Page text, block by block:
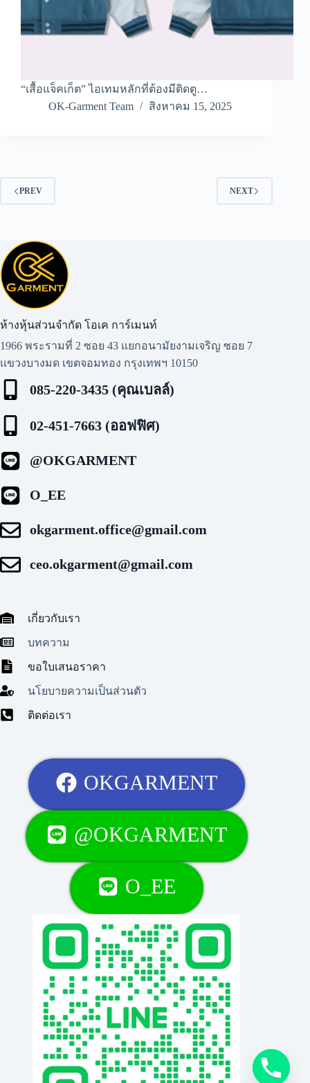
“เสื้อแจ็คเก็ต” ไอเทมหลักที่ต้องมีติดตู…
OK-Garment Team
สิงหาคม 15, 2025
PREV NEXT
ห้างหุ้นส่วนจำกัด โอเค การ์เมนท์​
1966 พระรามที่ 2 ซอย 43 แยกอนามัยงามเจริญ ซอย 7
แขวงบางมด เขตจอมทอง กรุงเทพฯ 10150
085-220-3435 (คุณเบลล์)
02-451-7663 (ออฟฟิศ)
@OKGARMENT
O_EE
okgarment.office@gmail.com
ceo.okgarment@gmail.com
เกี่ยวกับเรา
บทความ
ขอใบเสนอราคา
นโยบายความเป็นส่วนตัว
ติดต่อเรา
OKGARMENT
@OKGARMENT
O_EE